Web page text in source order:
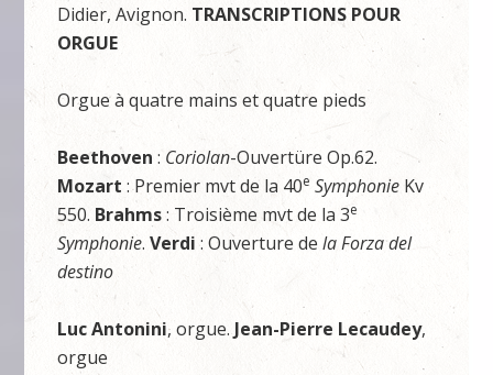
Didier, Avignon. TRANSCRIPTIONS POUR
ORGUE
Orgue à quatre mains et quatre pieds
Beethoven : Coriolan-Ouvertüre Op.62.
Mozart : Premier mvt de la 40e Symphonie Kv
550. Brahms: Troisième mvt de la 3e
Symphonie.Verdi: Ouverture dela Forza del
destino
Luc Antonini, orgue.Jean-Pierre Lecaudey,
orgue